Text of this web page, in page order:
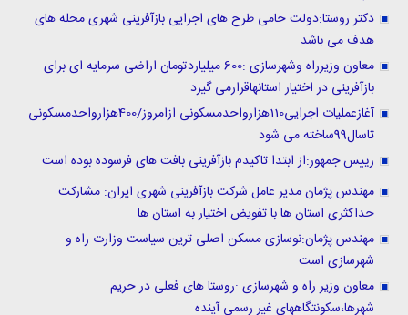
دکتر روستا:دولت حامی طرح های اجرایی بازآفرینی شهری محله های
هدف می باشد
معاون وزیرراه وشهرسازی :600 میلیاردتومان اراضی سرمایه ای برای
بازآفرینی در اختیار استانهاقرارمی گیرد
آغازعملیات اجرایی110هزارواحدمسکونی ازامروز/400هزارواحدمسکونی
تاسال99ساخته می شود
رییس جمهور:از ابتدا تاکیدم بازآفرینی بافت های فرسوده بوده است
مهندس پژمان مدیر عامل شرکت بازآفرینی شهری ایران: مشارکت
حداکثری استان ها با تفویض اختیار به استان ها
مهندس پژمان:نوسازی مسکن اصلی ترین سیاست وزارت راه و
شهرسازی است
معاون وزیر راه و شهرسازی :روستا های فعلی در حریم
شهرها،سکونتگاههای غیر رسمی آینده